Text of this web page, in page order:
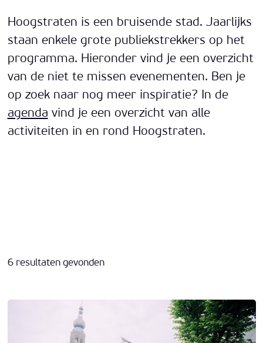
Hoogstraten is een bruisende stad. Jaarlijks
staan enkele grote publiekstrekkers op het
programma. Hieronder vind je een overzicht
van de niet te missen evenementen. Ben je
op zoek naar nog meer inspiratie? In de
agenda vind je een overzicht van alle
activiteiten in en rond Hoogstraten.
6 resultaten gevonden